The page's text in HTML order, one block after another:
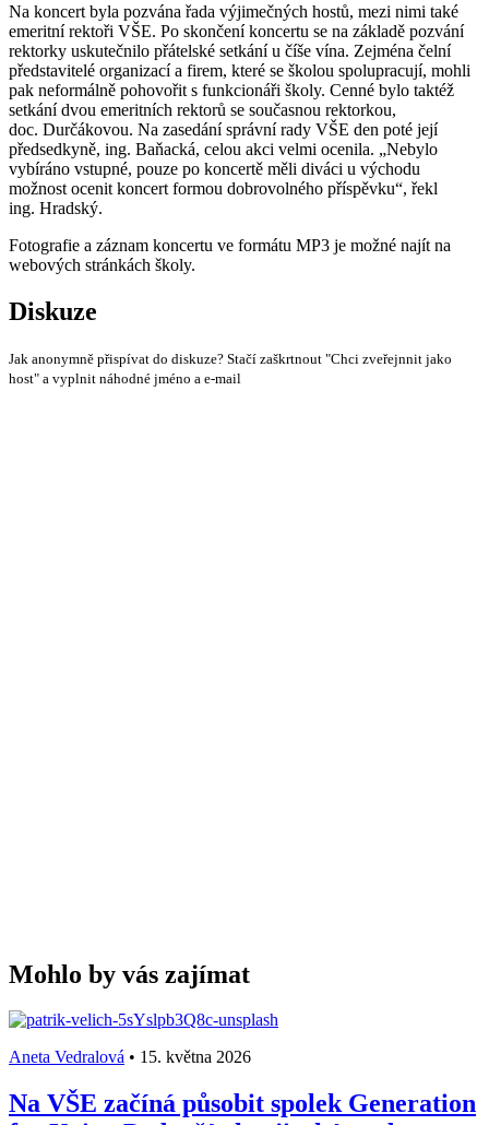
Na koncert byla pozvána řada výjimečných hostů, mezi nimi také
emeritní rektoři VŠE. Po skončení koncertu se na základě pozvání
rektorky uskutečnilo přátelské setkání u číše vína. Zejména čelní
představitelé organizací a firem, které se školou spolupracují, mohli
pak neformálně pohovořit s funkcionáři školy. Cenné bylo taktéž
setkání dvou emeritních rektorů se současnou rektorkou,
doc. Durčákovou. Na zasedání správní rady VŠE den poté její
předsedkyně, ing. Baňacká, celou akci velmi ocenila. „Nebylo
vybíráno vstupné, pouze po koncertě měli diváci u východu
možnost ocenit koncert formou dobrovolného příspěvku“, řekl
ing. Hradský.
Fotografie a záznam koncertu ve formátu MP3 je možné najít na
webových stránkách školy.
Diskuze
Jak anonymně přispívat do diskuze? Stačí zaškrtnout "Chci zveřejnnit jako
host" a vyplnit náhodné jméno a e-mail
Mohlo by vás zajímat
Aneta Vedralová • 15. května 2026
Na VŠE začíná působit spolek Generation